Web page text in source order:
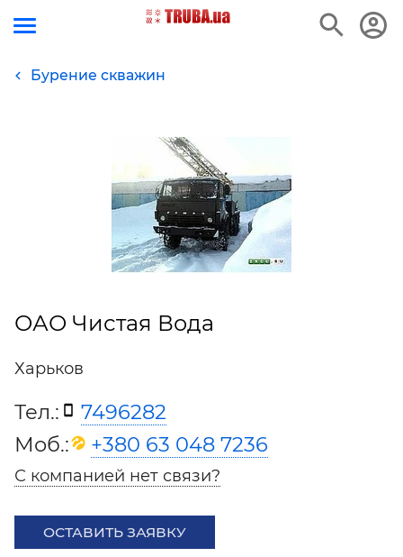
Бурение скважин
ОАО Чистая Вода
Харьков
Тел.:
7496282
Моб.:
+380 63 048 7236
С компанией нет связи?
ОСТАВИТЬ ЗАЯВКУ